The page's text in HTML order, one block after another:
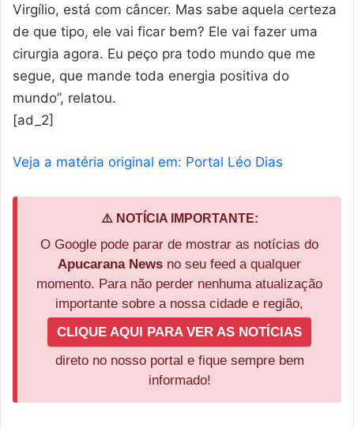
Virgílio, está com câncer. Mas sabe aquela certeza
de que tipo, ele vai ficar bem? Ele vai fazer uma
cirurgia agora. Eu peço pra todo mundo que me
segue, que mande toda energia positiva do
mundo”, relatou.
[ad_2]
Veja a matéria original em: Portal Léo Dias
⚠️ NOTÍCIA IMPORTANTE:
O Google pode parar de mostrar as notícias do
Apucarana News no seu feed a qualquer
momento. Para não perder nenhuma atualização
importante sobre a nossa cidade e região,
CLIQUE AQUI PARA VER AS NOTÍCIAS
direto no nosso portal e fique sempre bem
informado!